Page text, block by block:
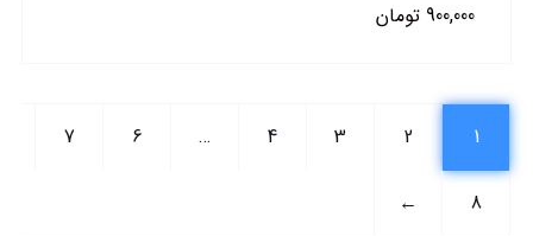
900,000 تومان
1
2
3
4
…
6
7
8
←